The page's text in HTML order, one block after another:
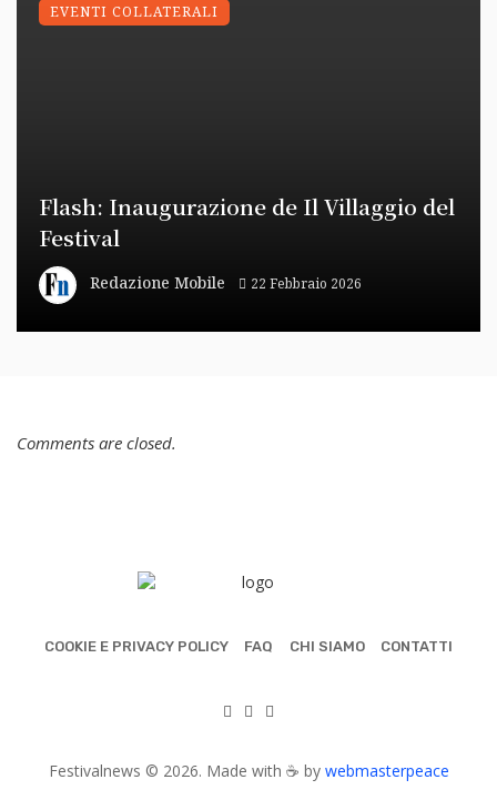
Flash: Inaugurazione de Il Villaggio del
Festival
Redazione Mobile 22 Febbraio 2026
EVENTI COLLATERALI
Comments are closed.
COOKIE E PRIVACY POLICY FAQ CHI SIAMO CONTATTI
Festivalnews © 2026. Made with ☕ by webmasterpeace